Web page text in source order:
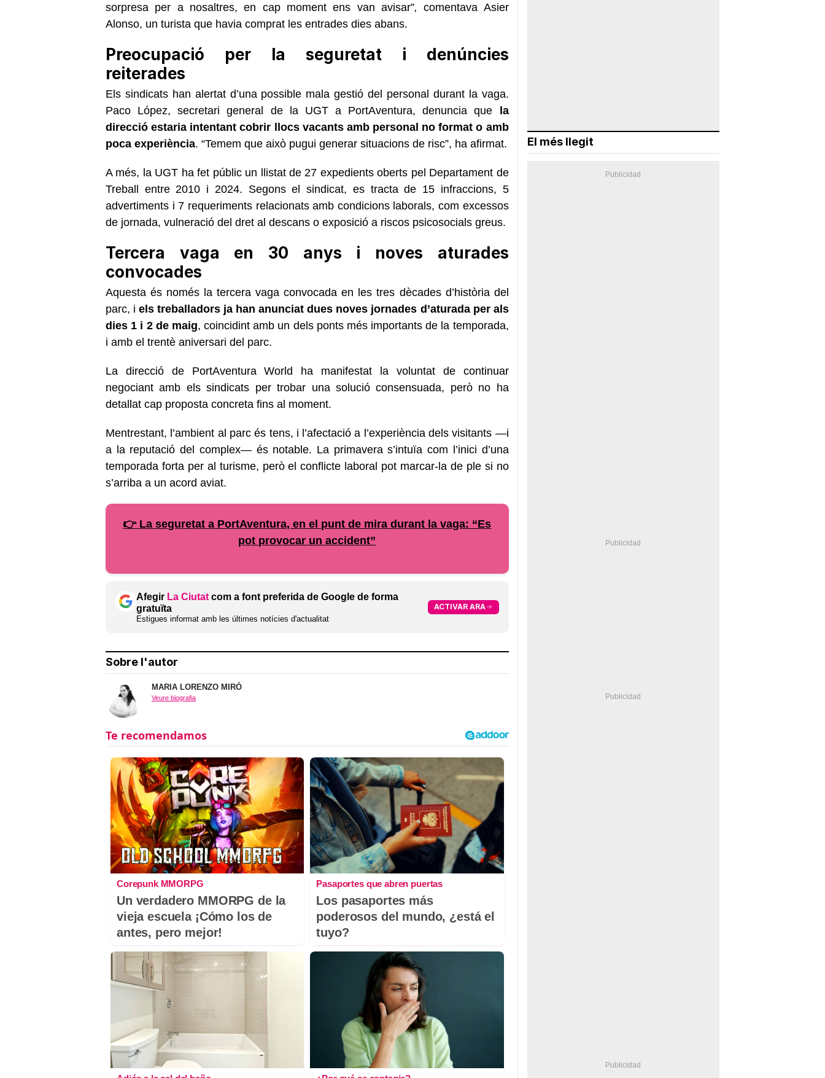
sorpresa per a nosaltres, en cap moment ens van avisar”, comentava Asier
Alonso, un turista que havia comprat les entrades dies abans.
Preocupació per la seguretat i denúncies
reiterades
Els sindicats han alertat d’una possible mala gestió del personal durant la vaga.
Paco López, secretari general de la UGT a PortAventura, denuncia que la
direcció estaria intentant cobrir llocs vacants amb personal no format o amb
poca experiència. “Temem que això pugui generar situacions de risc”, ha afirmat.
A més, la UGT ha fet públic un llistat de 27 expedients oberts pel Departament de
Treball entre 2010 i 2024. Segons el sindicat, es tracta de 15 infraccions, 5
advertiments i 7 requeriments relacionats amb condicions laborals, com excessos
de jornada, vulneració del dret al descans o exposició a riscos psicosocials greus.
Tercera vaga en 30 anys i noves aturades
convocades
Aquesta és només la tercera vaga convocada en les tres dècades d’història del
parc, iels treballadors ja han anunciat dues noves jornades d’aturada per als
dies 1 i 2 de maig, coincidint amb un dels ponts més importants de la temporada,
i amb el trentè aniversari del parc.
La direcció de PortAventura World ha manifestat la voluntat de continuar
negociant amb els sindicats per trobar una solució consensuada, però no ha
detallat cap proposta concreta fins al moment.
Mentrestant, l’ambient al parc és tens, i l’afectació a l’experiència dels visitants —i
a la reputació del complex— és notable. La primavera s’intuïa com l’inici d’una
temporada forta per al turisme, però el conflicte laboral pot marcar-la de ple si no
s’arriba a un acord aviat.
👉 La seguretat a PortAventura, en el punt de mira durant la vaga: “Es
pot provocar un accident”
Afegir La Ciutat com a font preferida de Google de forma
gratuïta
Estigues informat amb les últimes notícies d'actualitat
ACTIVAR ARA
Sobre l'autor
MARIA LORENZO MIRÓ
Veure biografia
Corepunk MMORPG
Un verdadero MMORPG de la
vieja escuela ¡Cómo los de
antes, pero mejor!
Pasaportes que abren puertas
Los pasaportes más
poderosos del mundo, ¿está el
tuyo?
El més llegit